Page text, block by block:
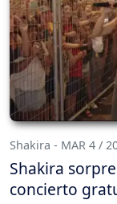
Shakira - MAR 4 /
Shakira
concierto